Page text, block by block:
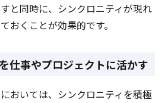
と同時に、シンクロニティが現れ
おくことが効果的です。
仕事やプロジェクトに活かす
おいては、シンクロニティを積極